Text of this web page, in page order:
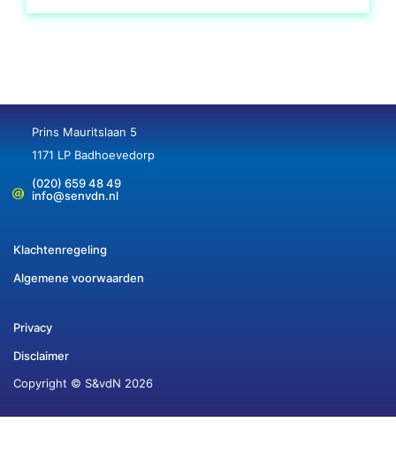
Prins Mauritslaan 5
1171 LP Badhoevedorp
(020) 659 48 49
info@senvdn.nl
Klachtenregeling
Algemene voorwaarden
Privacy
Disclaimer
Copyright © S&vdN 2026